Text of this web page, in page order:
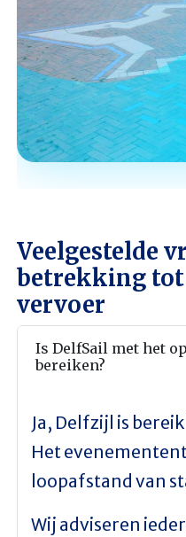
Veelgestelde
betrekking tot
vervoer
Is DelfSail met het
bereiken?
Ja, Delfzijl is
Het
loopafstand van
Wij adviseren